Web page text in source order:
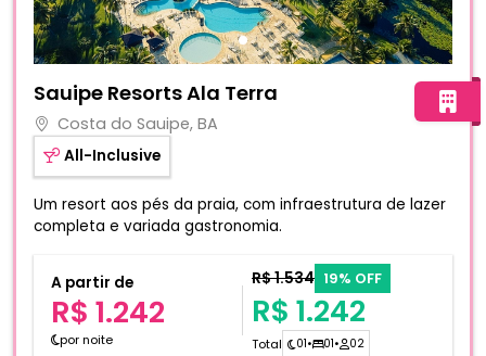
Sauipe Resorts Ala Terra
Costa do Sauipe, BA
All-Inclusive
Um resort aos pés da praia, com infraestrutura de lazer
completa e variada gastronomia.
A partir de
R$ 1.242
por noite
R$ 1.534 19% OFF
R$ 1.242
Total 01• 01• 02